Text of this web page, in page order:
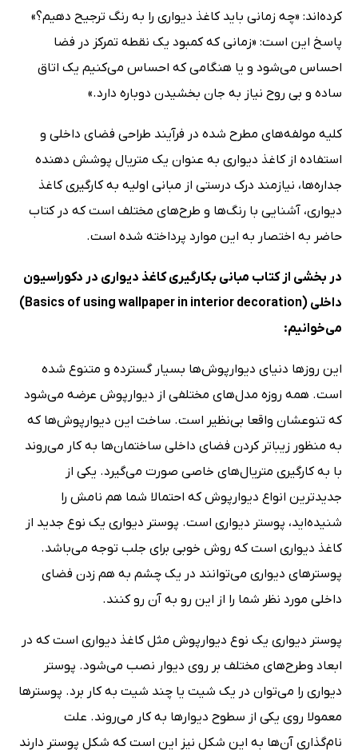
کرده‌اند: «چه زمانی باید کاغذ دیواری را به رنگ ترجیح دهیم؟»
پاسخ این است: «زمانی که کمبود یک نقطه تمرکز در فضا
احساس می‌شود و یا هنگامی که احساس می‌کنیم یک اتاق
ساده و بی روح نیاز به جان بخشیدن دوباره دارد.»
کلیه مولفه‌های مطرح شده در فرآیند طراحی فضای داخلی و
استفاده از کاغذ دیواری به عنوان یک متریال پوشش دهنده
جداره‌ها، نیازمند درک درستی از مبانی اولیه به کارگیری کاغذ
دیواری، آشنایی با رنگ‌ها و طرح‌های مختلف است که در کتاب
حاضر به اختصار به این موارد پرداخته شده است.
در بخشی از کتاب مبانی بکارگیری کاغذ دیواری در دکوراسیون
داخلی (Basics of using wallpaper in interior decoration)
می‌خوانیم:
این روزها دنیای دیوارپوش‌ها بسیار گسترده و متنوع شده
است. همه روزه مدل‌های مختلفی از دیوارپوش عرضه می‌شود
که تنوعشان واقعا بی‌نظیر است. ساخت این دیوارپوش‌ها که
به منظور زیباتر کردن فضای داخلی ساختمان‌ها به کار می‌روند
با به کارگیری متریال‌های خاصی صورت می‌گیرد. یکی از
جدیدترین انواع دیوارپوش که احتمالا شما هم نامش را
شنیده‌اید، پوستر دیواری است. پوستر دیواری یک نوع جدید از
کاغذ دیواری است که روش خوبی برای جلب توجه می‌باشد.
پوسترهای دیواری می‌توانند در یک چشم به هم زدن فضای
داخلی مورد نظر شما را از این رو به آن رو کنند.
پوستر دیواری یک نوع دیوارپوش مثل کاغذ دیواری است که در
ابعاد وطرح‌های مختلف بر روی دیوار نصب می‌شود. پوستر
دیواری را می‌توان در یک شیت یا چند شیت به کار برد. پوسترها
معمولا روی یکی از سطوح دیوارها به کار می‌روند. علت
نام‌گذاری آن‌ها به این شکل نیز این است که شکل پوستر دارند